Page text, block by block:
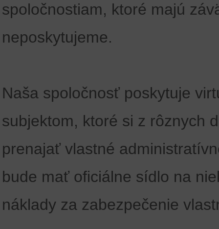
spoločnostiam, ktoré majú
neposkytujeme.
Naša spoločnosť poskytuje
subjektom, ktoré si z rôznych
prenajať vlastné
bude mať oficiálne sídlo na
náklady za zabezpečenie